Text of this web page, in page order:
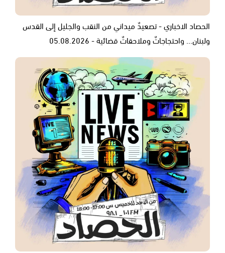
الحصاد الاخباري - تصعيدٌ ميداني من النقب والجليل إلى القدس
ولبنان... واحتجاجاتٌ وملاحقاتٌ قضائية - 05.08.2026